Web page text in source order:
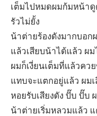
เต็มไปหมดผมก้มหน้าดู
รัวไม่ยั้ง
น้าต่ายร้องดังมากบอก
แล้วเสียบน้าได้แล้ว ผ
ผมก็เงี่ยนเต็มที่แล้วคว
แทบจะแตกอยู่แล้ว ผม
หอยรับเสียงดัง ปั๊บ ปั๊บ
น้าต่ายเริ่มหลวมแล้ว